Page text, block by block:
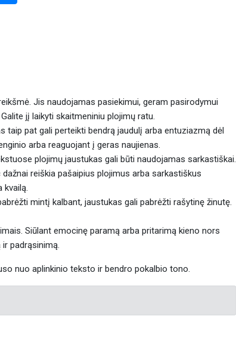
Jis naudojamas pasiekimui, geram pasirodymui
jį laikyti skaitmeniniu plojimų ratu.
taip pat gali perteikti bendrą jaudulį arba entuziazmą dėl
arba reaguojant į geras naujienas.
plojimų jaustukas gali būti naudojamas sarkastiškai.
reiškia pašaipius plojimus arba sarkastiškus
kvailą.
mintį kalbant, jaustukas gali pabrėžti rašytinę žinutę.
Siūlant emocinę paramą arba pritarimą kieno nors
padrąsinimą.
nuo aplinkinio teksto ir bendro pokalbio tono.